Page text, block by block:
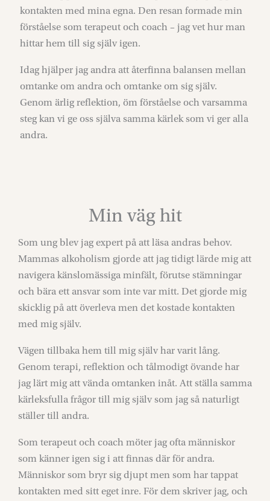
kontakten med mina egna. Den resan formade min
förståelse som terapeut och coach – jag vet hur man
hittar hem till sig själv igen.
Idag hjälper jag andra att återfinna balansen mellan
omtanke om andra och omtanke om sig själv.
Genom ärlig reflektion, öm förståelse och varsamma
steg kan vi ge oss själva samma kärlek som vi ger alla
andra.
Min väg hit
Som ung blev jag expert på att läsa andras behov.
Mammas alkoholism gjorde att jag tidigt lärde mig att
navigera känslomässiga minfält, förutse stämningar
och bära ett ansvar som inte var mitt. Det gjorde mig
skicklig på att överleva men det kostade kontakten
med mig själv.
Vägen tillbaka hem till mig själv har varit lång.
Genom terapi, reflektion och tålmodigt övande har
jag lärt mig att vända omtanken inåt. Att ställa samma
kärleksfulla frågor till mig själv som jag så naturligt
ställer till andra.
Som terapeut och coach möter jag ofta människor
som känner igen sig i att finnas där för andra.
Människor som bryr sig djupt men som har tappat
kontakten med sitt eget inre. För dem skriver jag, och